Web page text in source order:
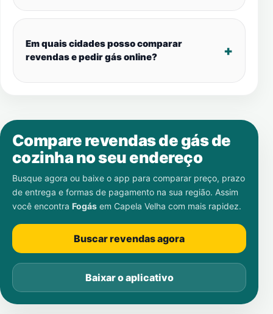
Em quais cidades posso comparar
revendas e pedir gás online?
Compare revendas de gás de
cozinha no seu endereço
Busque agora ou baixe o app para comparar preço, prazo
de entrega e formas de pagamento na sua região. Assim
você encontra Fogás em Capela Velha com mais rapidez.
Buscar revendas agora
Baixar o aplicativo